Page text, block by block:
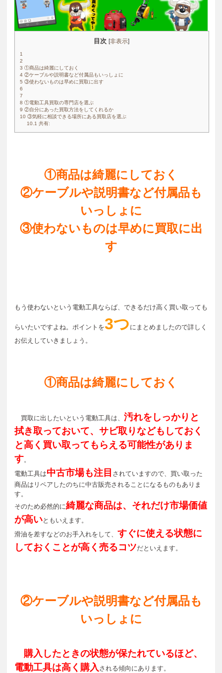
目次 [非表示]
1
2
3 ①商品は綺麗にしておく
4②ケーブルや説明書など付属品もいっしょに
5 ③使わないものは早めに買取に出す
6
7
8 ①電動工具買取の専門店を選ぶ
9 ②自分にあった買取方法をしてくれるか
10③気軽に相談できる場所にある買取店を選ぶ
10.1 共有:
①商品は綺麗にしておく
②ケーブルや説明書など付属品も
いっしょに
③使わないものは早めに買取に出
す
もう使わないという電動工具ならば、できるだけ高く買い取っても
らいたいですよね。ポイントを3つ にまとめましたので詳しく
お伝えしていきましょう。
①商品は綺麗にしておく
買取に出したいという電動工具は、 汚れをしっかりと
拭き取っておいて、サビ取りなどもしておく
と高く買い取ってもらえる可能性がありま
す。
電動工具は中古市場も注目 されていますので、買い取った
商品はリペアしたのちに中古販売されることになるものもありま
す。
そのため必然的に綺麗な商品は、それだけ市場価値
が高いともいえます。
滑油を差すなどのお手入れをして、 すぐに使える状態に
しておくことが高く売るコツだといえます。
②ケーブルや説明書など付属品も
いっしょに
購入したときの状態が保たれているほど、
電動工具は高く購入 される傾向にあります。